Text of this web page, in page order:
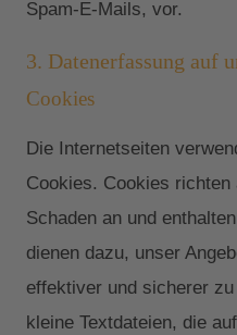
Spam-E-Mails, vor.
3. Datenerfassung auf
Cookies
Die Internetseiten
Cookies. Cookies
Schaden an und
dienen dazu, unser
effektiver und sicherer
kleine Textdateien, die